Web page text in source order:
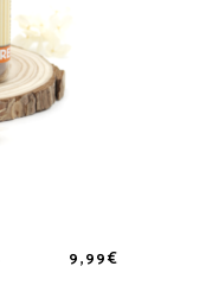
9,99€